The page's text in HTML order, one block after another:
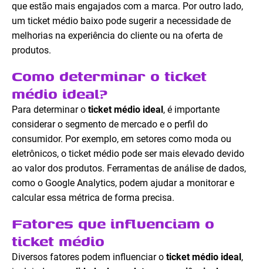
que estão mais engajados com a marca. Por outro lado,
um ticket médio baixo pode sugerir a necessidade de
melhorias na experiência do cliente ou na oferta de
produtos.
Como determinar o ticket
médio ideal?
Para determinar o ticket médio ideal , é importante
considerar o segmento de mercado e o perfil do
consumidor. Por exemplo, em setores como moda ou
eletrônicos, o ticket médio pode ser mais elevado devido
ao valor dos produtos. Ferramentas de análise de dados,
como o Google Analytics, podem ajudar a monitorar e
calcular essa métrica de forma precisa.
Fatores que influenciam o
ticket médio
Diversos fatores podem influenciar o ticket médio ideal ,